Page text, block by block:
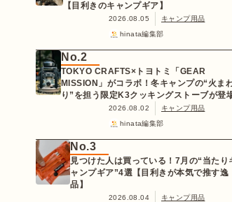
【目利きのキャンプギア】
2026.08.05
キャンプ用品
hinata編集部
No.2
TOKYO CRAFTS×トヨトミ「GEAR
MISSION」がコラボ！冬キャンプの“火ま
り”を担う限定K3クッキングストーブが登
2026.08.02
キャンプ用品
hinata編集部
No.3
見つけた人は買っている！7月の“当たり
ャンプギア”4選【目利きが本気で推す逸
品】
2026.08.04
キャンプ用品